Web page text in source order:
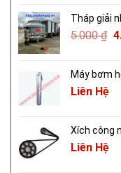
Tháp giải
5.000₫
Máy bơm
Liên Hệ
Xích công
Liên Hệ